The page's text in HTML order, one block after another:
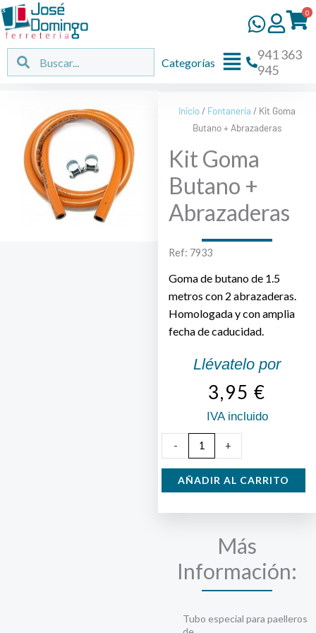
Ir
al
contenido
0
Buscar Buscar
Flyout
Categorías
941 363
945
Inicio / Fontanería / Kit Goma
Butano + Abrazaderas
Kit Goma
Butano +
Abrazaderas
Ref: 7933
Goma de butano de 1.5
metros con 2 abrazaderas.
Homologada y con amplia
fecha de caducidad.
Llévatelo por
3,95 €
IVA incluido
-
Goma
Butano
+
AÑADIR AL CARRITO
Más
Información:
Tubo especial para paelleros